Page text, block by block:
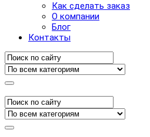
Как сделать заказ
О компании
Блог
Контакты